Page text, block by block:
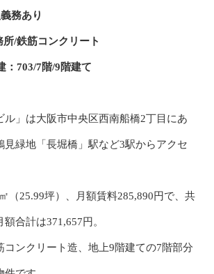
務あり
/鉄筋コンクリート
：703/7階/9階建て
ル」は大阪市中央区西南船橋2丁目にあ
見緑地「長堀橋」駅など3駅からアクセ
（25.99坪）、月額賃料285,890円で、共
合計は371,657円。
コンクリート造、地上9階建ての7階部分